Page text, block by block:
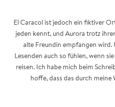
El Caracol ist jedoch ein fiktiver
jeden kennt, und Aurora trotz
alte Freundin empfangen wird.
Lesenden auch so fühlen, wenn
reisen. Ich habe mich beim
hoffe, dass das durch